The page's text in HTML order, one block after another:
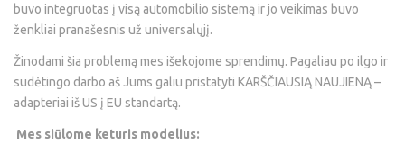
buvo integruotas į visą automobilio sistemą ir jo veikimas buvo
ženkliai pranašesnis už universalųjį.
Žinodami šia problemą mes išekojome sprendimų. Pagaliau po ilgo ir
sudėtingo darbo aš Jums galiu pristatyti KARŠČIAUSIĄ NAUJIENĄ –
adapteriai iš US į EU standartą.
Mes siūlome keturis modelius: